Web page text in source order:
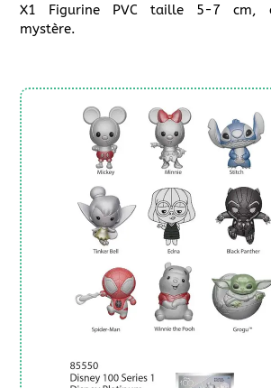
X1 Figurine PVC taille 5-7 cm,
mystère.